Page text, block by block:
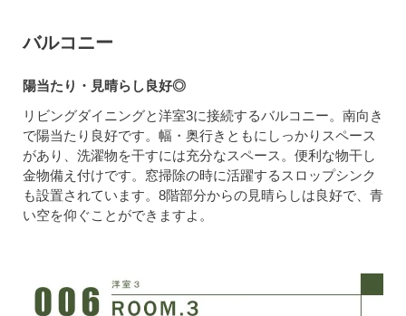
バルコニー
陽当たり・見晴らし良好◎
リビングダイニングと洋室3に接続するバルコニー。南向き
で陽当たり良好です。幅・奥行きともにしっかりスペース
があり、洗濯物を干すには充分なスペース。便利な物干し
金物備え付けです。窓掃除の時に活躍するスロップシンク
も設置されています。8階部分からの見晴らしは良好で、青
い空を仰ぐことができますよ。